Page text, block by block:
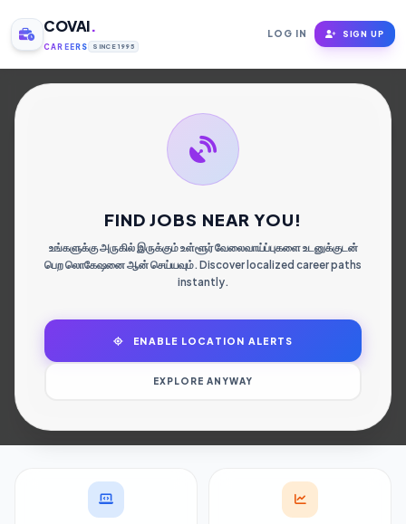
COVAI.
CAREERS SINCE 1995
LOG IN SIGN UP
FIND JOBS NEAR YOU!
உங்களுக்கு அருகில் இருக்கும் உள்ளூர் வேலைவாய்ப்புகளை உடனுக்குடன்
பெற லொகேஷனை ஆன் செய்யவும். Discover localized career paths
instantly.
ENABLE LOCATION ALERTS
EXPLORE ANYWAY
கோவை மக்களின்
வேலை தேடல்
முனையம்.